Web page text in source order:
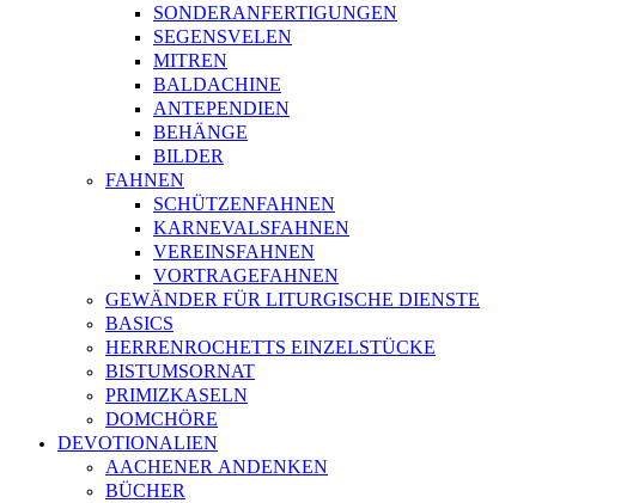
SONDERANFERTIGUNGEN
SEGENSVELEN
MITREN
BALDACHINE
ANTEPENDIEN
BEHÄNGE
BILDER
FAHNEN
SCHÜTZENFAHNEN
KARNEVALSFAHNEN
VEREINSFAHNEN
VORTRAGEFAHNEN
GEWÄNDER FÜR LITURGISCHE DIENSTE
BASICS
HERRENROCHETTS EINZELSTÜCKE
BISTUMSORNAT
PRIMIZKASELN
DOMCHÖRE
DEVOTIONALIEN
AACHENER ANDENKEN
BÜCHER